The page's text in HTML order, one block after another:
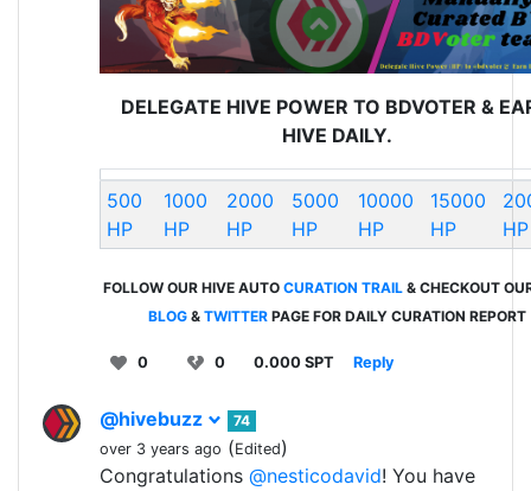
DELEGATE HIVE POWER TO BDVOTER &
HIVE DAILY.
500
HP
1000
HP
2000
HP
5000
HP
10000
HP
15000
HP
HP
FOLLOW OUR HIVE AUTO CURATION TRAIL& CHECKOUT
BLOG& TWITTERPAGE FOR DAILY CURATION REPORT
0 0 0.000 SPT Reply
@hivebuzz
74
over 3 years ago (Edited)
Congratulations @nesticodavid! You have